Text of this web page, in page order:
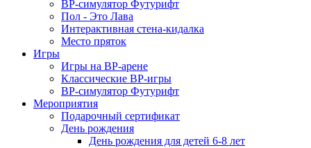
ВР-симулятор Футурифт
Пол - Это Лава
Интерактивная стена-кидалка
Место пряток
Игры
Игры на ВР-арене
Классические ВР-игры
ВР-симулятор Футурифт
Мероприятия
Подарочный сертификат
День рождения
День рождения для детей 6-8 лет